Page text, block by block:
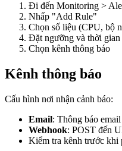
Đi đến Monitoring >
Nhấp "Add Rule"
Chọn số liệu (CPU, bộ
Đặt ngưỡng và thời gian
Chọn kênh thông báo
Kênh thông báo
Cấu hình nơi nhận cảnh báo:
Email: Thông báo
Webhook: POST đến
Kiểm tra kênh trước khi